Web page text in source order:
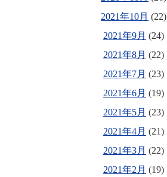
2021年10月 (22)
2021年9月 (24)
2021年8月 (22)
2021年7月 (23)
2021年6月 (19)
2021年5月 (23)
2021年4月 (21)
2021年3月 (22)
2021年2月 (19)